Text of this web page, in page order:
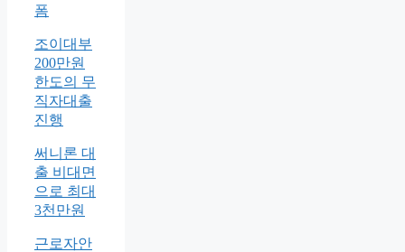
폼
조이대부
200만원
한도의 무
직자대출
진행
써니론 대
출 비대면
으로 최대
3천만원
근로자안